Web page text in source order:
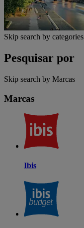
Skip search by categories
Pesquisar por
Skip search by Marcas
Marcas
Ibis